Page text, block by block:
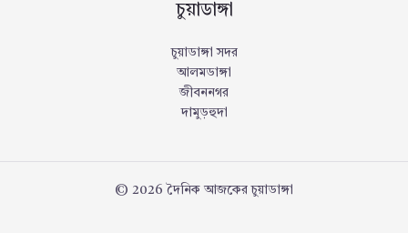
চুয়াডাঙ্গা
চুয়াডাঙ্গা সদর
আলমডাঙ্গা
জীবননগর
দামুড়হুদা
© 2026 দৈনিক আজকের চুয়াডাঙ্গা